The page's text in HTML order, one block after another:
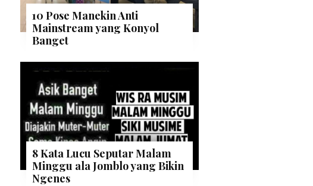
10 Pose Manekin Anti
Mainstream yang Konyol
Banget
8 Kata Lucu Seputar Malam
Minggu ala Jomblo yang Bikin
Ngenes